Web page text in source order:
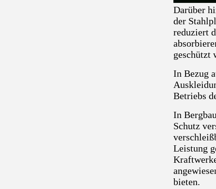
Darüber
der
reduziert
geschützt
In Bezug
Betriebs
In
Schutz
Leistung
bieten.